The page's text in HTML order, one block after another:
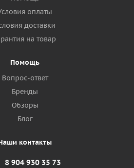
оплаты
доставки
на товар
Помощь
Вопрос-ответ
Бренды
Обзоры
Блог
контакты
8 904 930 35 73